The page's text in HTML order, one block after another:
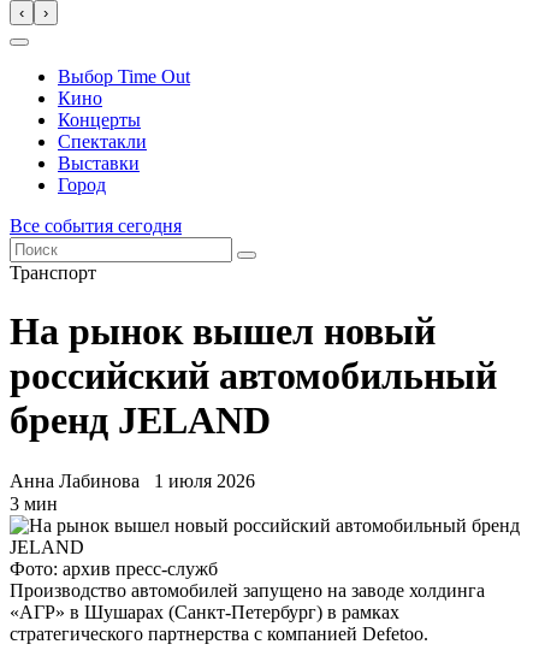
‹ ›
Выбор Time Out
Кино
Концерты
Спектакли
Выставки
Город
Все события сегодня
Транспорт
На рынок вышел новый
российский автомобильный
бренд JELAND
Анна Лабинова
1 июля 2026
3 мин
Фото: архив пресс-служб
Производство автомобилей запущено на заводе холдинга
«АГР» в Шушарах (Санкт-Петербург) в рамках
стратегического партнерства с компанией Defetoo.